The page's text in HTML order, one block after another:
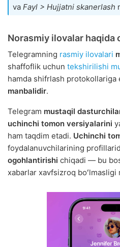
va Fayl > Hujjatni skanerlash
Norasmiy ilovalar haqida
Telegramning rasmiy ilovalari
shaffoflik uchun tekshirilishi
hamda shifrlash protokollariga
manbalidir.
Telegram mustaqil
uchinchi tomon versiyalarini
ham taqdim etadi. Uchinchi
foydalanuvchilarining
ogohlantirishi chiqadi — bu
xabarlar xavfsizroq